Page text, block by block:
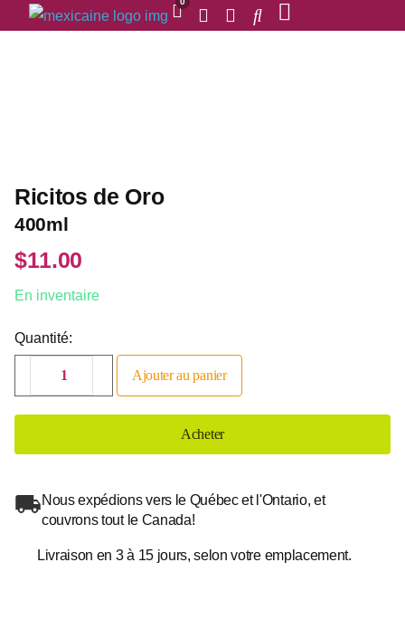
Ricitos de Oro
400ml
$11.00
En inventaire
Quantité:
Ajouter au panier
Acheter
Nous expédions vers le Québec et l'Ontario, et
couvrons tout le Canada!
Livraison en 3 à 15 jours, selon votre emplacement.